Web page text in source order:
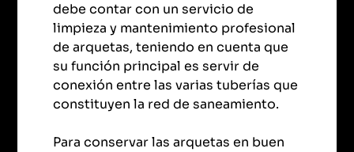
debe contar con un servicio de
limpieza y mantenimiento profesional
de arquetas, teniendo en cuenta que
su función principal es servir de
conexión entre las varias tuberías que
constituyen la red de saneamiento.
Para conservar las arquetas en buen